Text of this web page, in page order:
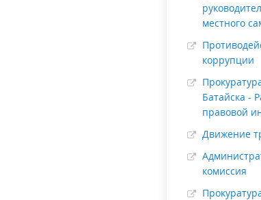
местного
коррупции
Батайска -
правовой
Движение
комиссия